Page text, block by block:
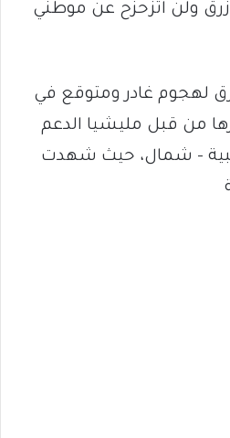
ولن اتزحزح عن موطني
لهجوم غادر ومتوقع في
من قبل مليشيا الدعم
– شمال، حيث شهدت